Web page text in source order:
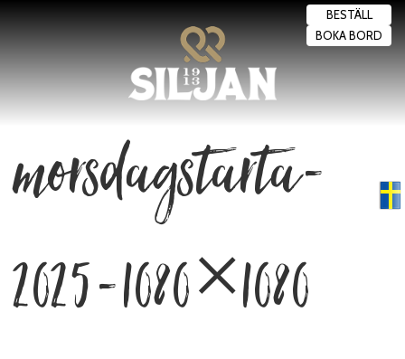
BESTÄLL
BOKA BORD
morsdagstarta-
2025-1080×1080
Swedish